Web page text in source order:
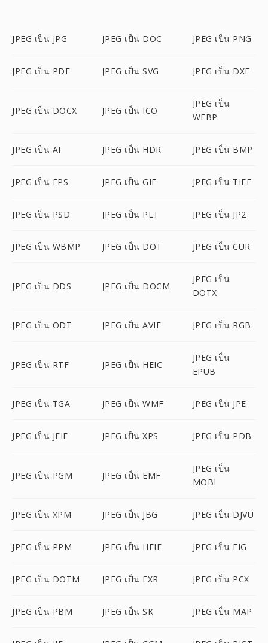
JPEG เป็น JPG JPEG เป็น DOC JPEG เป็น PNG
JPEG เป็น PDF JPEG เป็น SVG JPEG เป็น DXF
JPEG เป็น DOCX JPEG เป็น ICO
JPEG เป็น
WEBP
JPEG เป็น AI JPEG เป็น HDR JPEG เป็น BMP
JPEG เป็น EPS JPEG เป็น GIF JPEG เป็น TIFF
JPEG เป็น PSD JPEG เป็น PLT JPEG เป็น JP2
JPEG เป็น WBMP JPEG เป็น DOT JPEG เป็น CUR
JPEG เป็น DDS JPEG เป็น DOCM
JPEG เป็น
DOTX
JPEG เป็น ODT JPEG เป็น AVIF JPEG เป็น RGB
JPEG เป็น RTF JPEG เป็น HEIC
JPEG เป็น
EPUB
JPEG เป็น TGA JPEG เป็น WMF JPEG เป็น JPE
JPEG เป็น JFIF JPEG เป็น XPS JPEG เป็น PDB
JPEG เป็น PGM JPEG เป็น EMF
JPEG เป็น
MOBI
JPEG เป็น XPM JPEG เป็น JBG JPEG เป็น DJVU
JPEG เป็น PPM JPEG เป็น HEIF JPEG เป็น FIG
JPEG เป็น DOTM JPEG เป็น EXR JPEG เป็น PCX
JPEG เป็น PBM JPEG เป็น SK JPEG เป็น MAP